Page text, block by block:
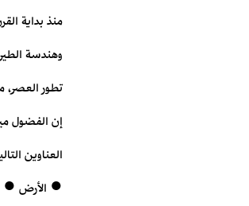
منذ بداية
وهندسة
تطور العصر،
العناوين
● الأرض ●